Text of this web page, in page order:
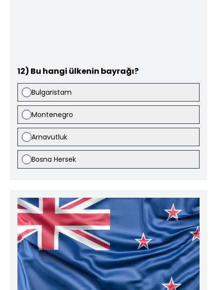
12) Bu hangi ülkenin bayrağı?
Bulgaristam
Montenegro
Arnavutluk
Bosna Hersek